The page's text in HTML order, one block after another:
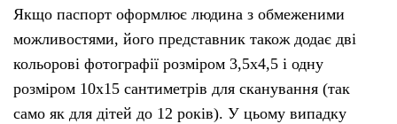
Якщо паспорт оформлює людина з обмеженими
можливостями, його представник також додає дві
кольорові фотографії розміром 3,5х4,5 і одну
розміром 10х15 сантиметрів для сканування (так
само як для дітей до 12 років). У цьому випадку